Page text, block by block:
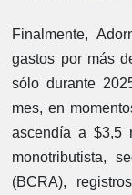
Finalmente,
gastos por más
sólo durante
mes, en
ascendía a $3,5
monotributista,
(BCRA),